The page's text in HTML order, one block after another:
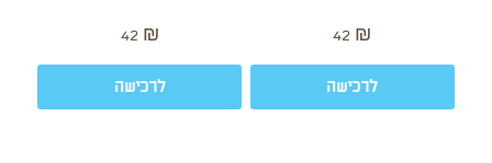
42 ₪
לרכישה
42 ₪
לרכישה